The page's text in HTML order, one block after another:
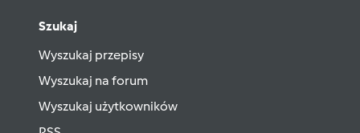
Szukaj
Wyszukaj przepisy
Wyszukaj na forum
Wyszukaj użytkowników